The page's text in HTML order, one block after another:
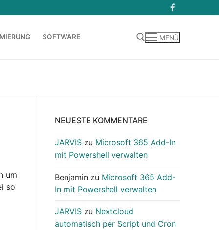
SOFTWARE MENÜ
um
so
NEUESTE KOMMENTARE
JARVIS zu Microsoft 365 Add-In
mit Powershell verwalten
Benjamin zu Microsoft 365 Add-
In mit Powershell verwalten
JARVIS zu Nextcloud
automatisch per Script und Cron